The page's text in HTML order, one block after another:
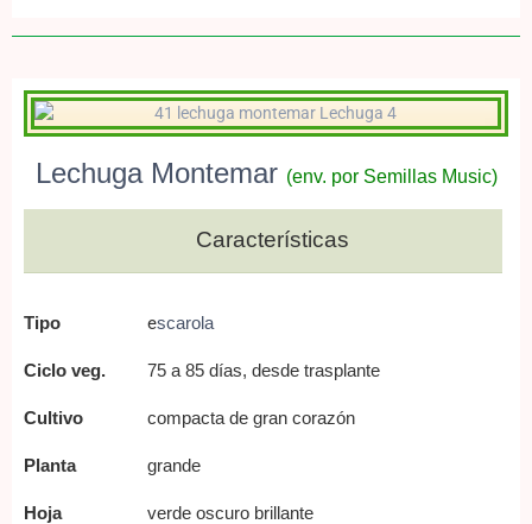
Lechuga Montemar (env. por Semillas Music)
Características
Tipo
Ciclo veg.
Cultivo
Planta
Hoja
escarola
75 a 85 días, desde trasplante
compacta de gran corazón
grande
verde oscuro brillante